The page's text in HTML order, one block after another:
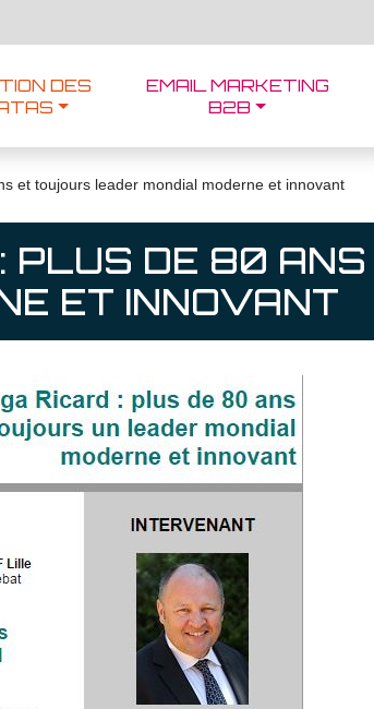
DES
EMAIL MARKETING
B2B
et toujours leader mondial moderne et innovant
PLUS DE 80
ET INNOVANT